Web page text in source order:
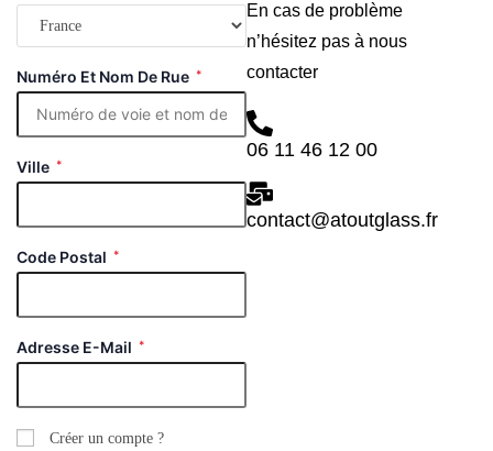
Numéro Et Nom De Rue *
Ville *
Code Postal *
Adresse E-Mail *
Créer un compte ?
En cas de problème
n’hésitez pas à nous
contacter
06 11 46 12 00
contact@atoutglass.fr